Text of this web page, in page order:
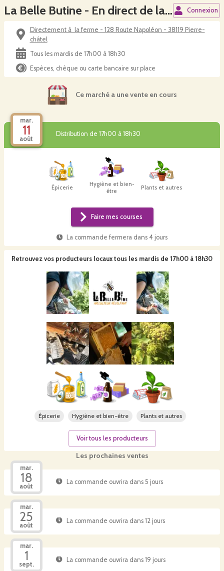
La Belle Butine - En direct de la ferme Connexion
Directement à la ferme - 128 Route Napoléon - 38119 Pierre-
châtel
Tous les mardis de 17h00 à 18h30
Espèces, chèque ou carte bancaire sur place
Ce marché a une vente en cours
mar.
11
août
Distribution de 17h00 à 18h30
Épicerie
Hygiène et bien-
être
Plants et autres
Faire mes courses
La commande fermera dans4 jours
Les prochaines ventes
mar.
18
août
La commande ouvrira dans 5 jours
mar.
25
août
La commande ouvrira dans 12 jours
mar.
1
sept.
La commande ouvrira dans 19 jours
Retrouvez vos producteurs locaux tous les mardis de 17h00 à 18h30
Épicerie Hygiène et bien-être Plants et autres
Voir tous les producteurs